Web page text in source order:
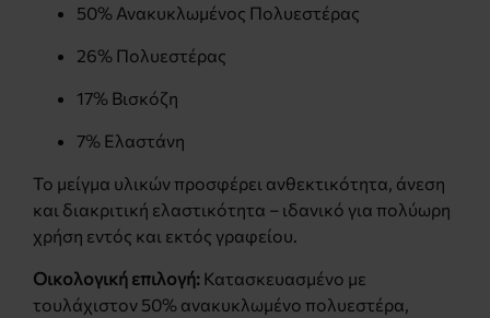
50% Ανακυκλωμένος Πολυεστέρας
26% Πολυεστέρας
17% Βισκόζη
7% Ελαστάνη
Το μείγμα υλικών προσφέρει ανθεκτικότητα, άνεση
και διακριτική ελαστικότητα – ιδανικό για πολύωρη
χρήση εντός και εκτός γραφείου.
Οικολογική επιλογή: Κατασκευασμένο με
τουλάχιστον 50% ανακυκλωμένο πολυεστέρα,